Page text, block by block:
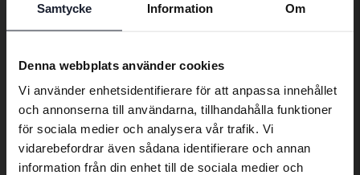
Samtycke Information Om
Denna webbplats använder cookies
Vi använder enhetsidentifierare för att anpassa innehållet
och annonserna till användarna, tillhandahålla funktioner
för sociala medier och analysera vår trafik. Vi
vidarebefordrar även sådana identifierare och annan
information från din enhet till de sociala medier och
2016 3 265 mil
Bensin
En värdering av fordonet är på gång
Kommer snart
Preferred language
We have detected that your browser
Swedish. To better service our friends
abroad we have an English language
site (kvdcars.com) that contains all the
same vehicles and services.